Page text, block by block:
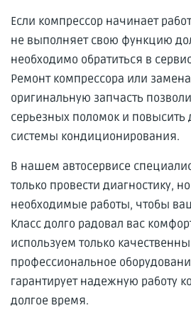
Если компрессор начинает
не выполняет свою функцию
необходимо обратиться в
Ремонт компрессора или
оригинальную запчасть
серьезных поломок и повысить
системы кондиционирования.
В нашем автосервисе
только провести диагностику,
необходимые работы, чтобы
Класс долго радовал вас
используем только
профессиональное
гарантирует надежную работу
долгое время.